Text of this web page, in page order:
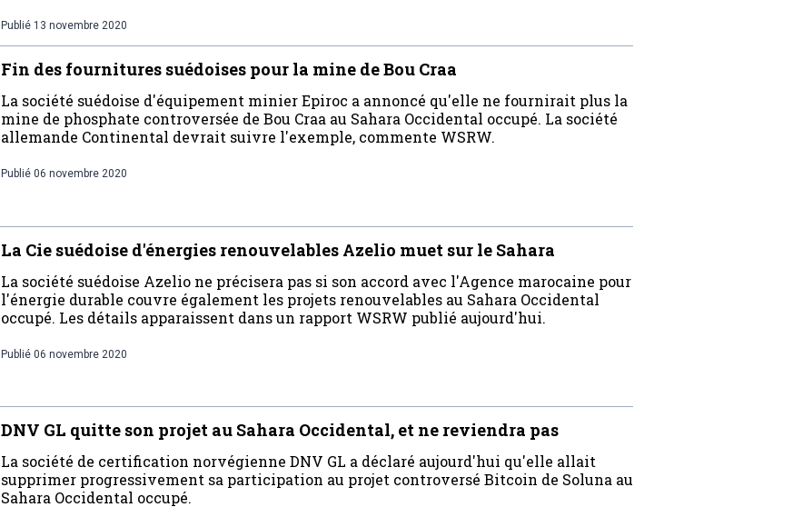
Publié 13 novembre 2020
Fin des fournitures suédoises pour la mine de Bou Craa
La société suédoise d'équipement minier Epiroc a annoncé qu'elle ne fournirait plus la
mine de phosphate controversée de Bou Craa au Sahara Occidental occupé. La société
allemande Continental devrait suivre l'exemple, commente WSRW.
Publié 06 novembre 2020
La Cie suédoise d'énergies renouvelables Azelio muet sur le Sahara
La société suédoise Azelio ne précisera pas si son accord avec l'Agence marocaine pour
l'énergie durable couvre également les projets renouvelables au Sahara Occidental
occupé. Les détails apparaissent dans un rapport WSRW publié aujourd'hui.
Publié 06 novembre 2020
DNV GL quitte son projet au Sahara Occidental, et ne reviendra pas
La société de certification norvégienne DNV GL a déclaré aujourd'hui qu'elle allait
supprimer progressivement sa participation au projet controversé Bitcoin de Soluna au
Sahara Occidental occupé.